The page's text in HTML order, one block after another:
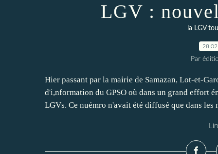
LGV :
la LGV
Par
Hier passant par la mairie de Samazan, Lot-et-
d'i,nformation du GPSO où dans un grand effort
LGVs. Ce nuémro n'avait été diffusé que dans les